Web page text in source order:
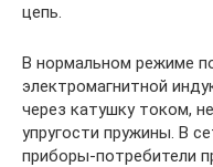
цепь.
В нормальном режиме
электромагнитной
через катушку током,
упругости пружины. В
приборы-потребители